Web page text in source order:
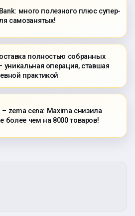
много полезного плюс супер-
самозанятых!
полностью собранных
уникальная операция, ставшая
практикой
– zema cena: Maxima снизила
более чем на 8000 товаров!